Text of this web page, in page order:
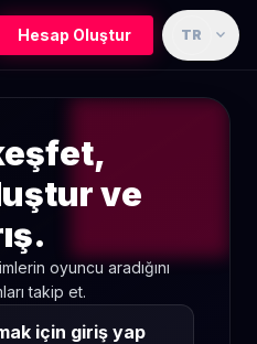
Hesap Oluştur TR expand_more
ve
oyuncu aradığını
takip et.
için giriş yap